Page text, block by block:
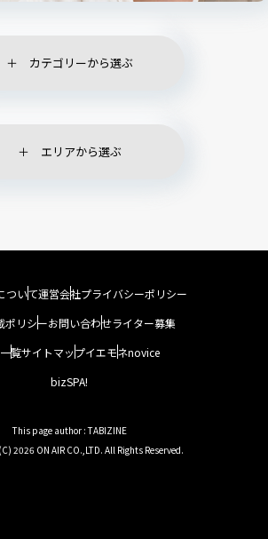
カテゴリーから選ぶ
エリアから選ぶ
ついて運営会社プライバシーポリシー
ポリシーお問い合わせライター募集
覧サイトマップイエモネnovice
bizSPA!
This page author : TABIZINE
2026 ON AIR CO.,LTD. All Rights Reserved.